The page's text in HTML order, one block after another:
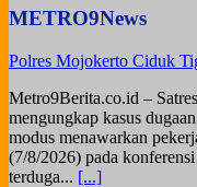
METRO9News
Polres Mojokerto Ciduk
Metro9Berita.co.id –
mengungkap kasus
modus menawarkan
(7/8/2026) pada
terduga... [...]